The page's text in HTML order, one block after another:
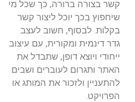
קשר בצורה ברורה, כך שכל מי
שיחפוץ בכך יוכל ליצור קשר
בקלות. לבסוף, חשוב לעצב
גדר דינמית ומקורית, עם עיצוב
ייחודי ויוצא דופן, שתבדל את
האתר ותגרום לעוברים ושבים
להתעניין ולזכור את המותג או
הפרויקט.